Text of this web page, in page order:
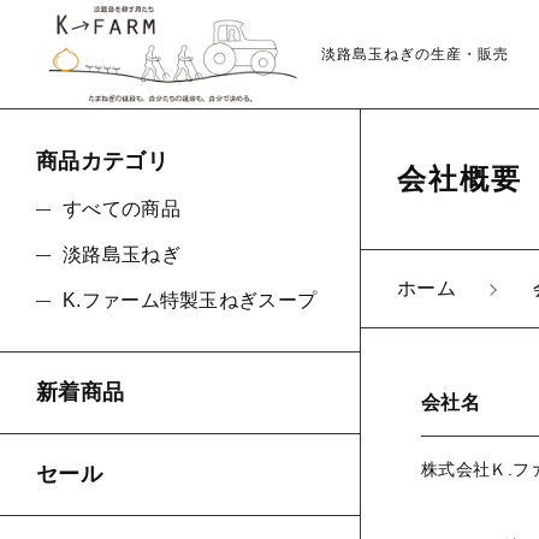
淡路島玉ねぎの生産・販売
会社概要
ホーム
会社名
株式会社Ｋ.フ
商品カテゴリ
すべての商品
淡路島玉ねぎ
K.ファーム特製玉ねぎスープ
新着商品
セール
親カテゴリ